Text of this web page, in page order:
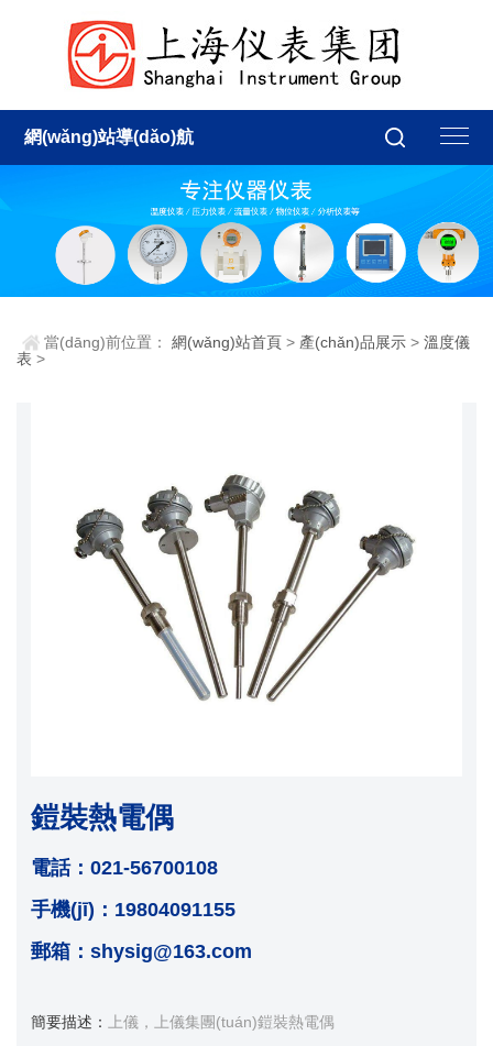
網(wǎng)站導(dǎo)航
當(dāng)前位置：網(wǎng)站首頁 > 產(chǎn)品展示 >溫度儀
表 >
鎧裝熱電偶
電話：021-56700108
手機(jī)：19804091155
郵箱：shysig@163.com
簡要描述： 上儀，上儀集團(tuán)鎧裝熱電偶